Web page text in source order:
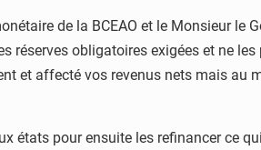
de la BCEAO et le Monsieur le
obligatoires exigées et ne
et affecté vos revenus nets mais au
états pour ensuite les refinancer ce